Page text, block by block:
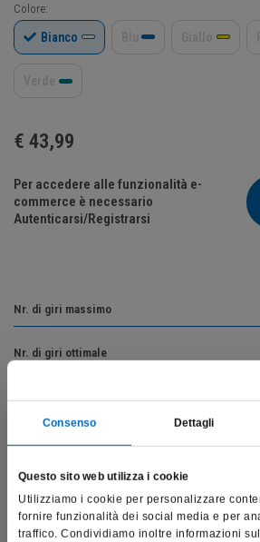
Consenso Dettagli
Questo sito web utilizza i cookie
Utilizziamo i cookie per personalizzare
fornire funzionalità dei social media e per
traffico. Condividiamo inoltre informazioni
Colore:
Bianco
€ 43,99
Per accedere alle funzionalità e-
commerce è necessario
Autenticarsi/Registrarsi
Nr. di giri massimo
Nr. di giri ottimale
Vai alla descrizione del
Prodotti correlati